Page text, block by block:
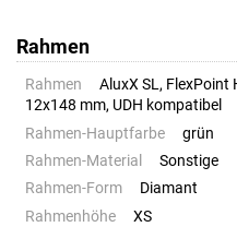
Rahmen
Rahmen
AluxX SL, FlexPoint
12x148 mm, UDH kompatibel
Rahmen-Hauptfarbe
grün
Rahmen-Material
Sonstige
Rahmen-Form
Diamant
Rahmenhöhe
XS